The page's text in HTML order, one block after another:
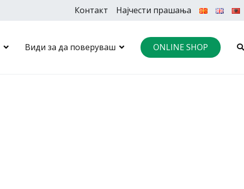
Контакт Најчести прашања
Види за да поверуваш ONLINE SHOP